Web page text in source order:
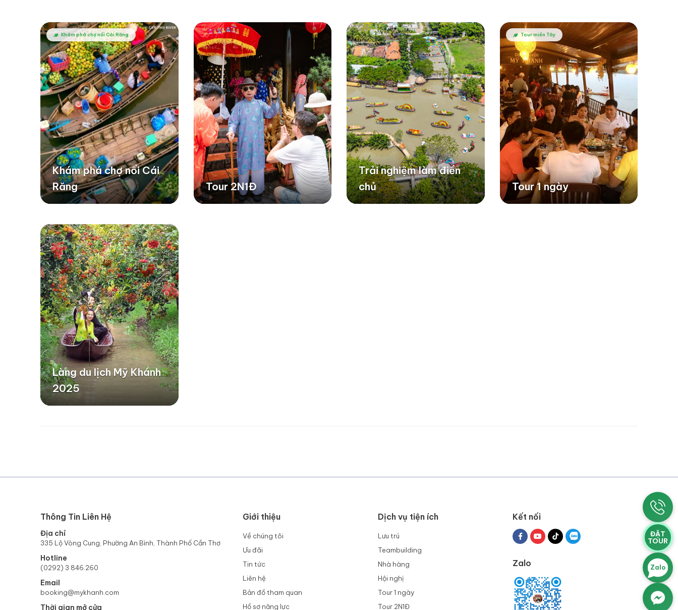
Khám phá chợ nổi Cái Răng
Khám phá chợ nổi Cái
Răng
Tour 2N1Đ
Trải nghiệm làm điền
chủ
Tour miền Tây
Tour 1 ngày
Làng du lịch Mỹ Khánh
2025
Thông Tin Liên Hệ
Địa chỉ
335 Lộ Vòng Cung, Phường An Bình, Thành Phố Cần Thơ
Hotline
(0292) 3 846.260
Email
booking@mykhanh.com
Thời gian mở cửa
Giới thiệu
Về chúng tôi
Ưu đãi
Tin tức
Liên hệ
Bản đồ tham quan
Hồ sơ năng lực
Dịch vụ tiện ích
Lưu trú
Teambuilding
Nhà hàng
Hội nghị
Tour 1 ngày
Tour 2N1Đ
Kết nối
Zalo
ĐẶT
TOUR
Zalo